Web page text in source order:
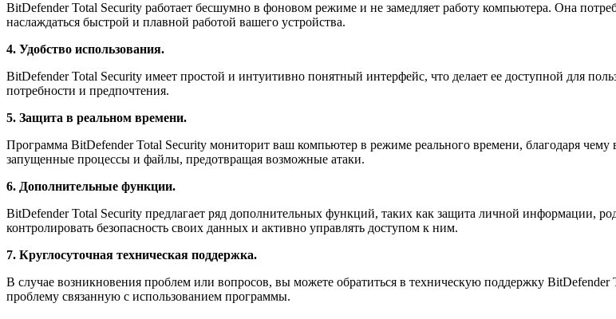
BitDefender Total Security работает бесшумно в фоновом режиме и не замедляет работу компьютера. Она
наслаждаться быстрой и плавной работой вашего устройства.
4. Удобство использования.
BitDefender Total Security имеет простой и интуитивно понятный интерфейс, что делает ее доступной для
потребности и предпочтения.
5. Защита в реальном времени.
Программа BitDefender Total Security мониторит ваш компьютер в режиме реального времени, благодаря
запущенные процессы и файлы, предотвращая возможные атаки.
6. Дополнительные функции.
BitDefender Total Security предлагает ряд дополнительных функций, таких как защита личной информации,
контролировать безопасность своих данных и активно управлять доступом к ним.
7. Круглосуточная техническая поддержка.
В случае возникновения проблем или вопросов, вы можете обратиться в техническую поддержку
проблему связанную с использованием программы.